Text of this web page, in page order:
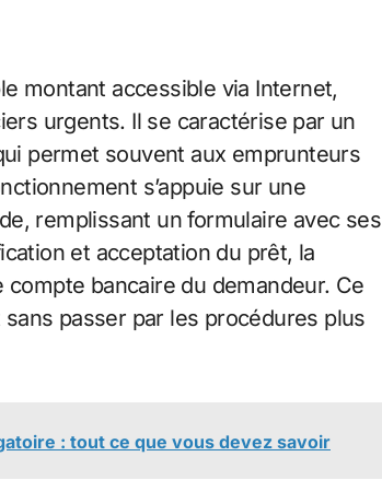
montant accessible via Internet,
urgents. Il se caractérise par un
permet souvent aux emprunteurs
s’appuie sur une
remplissant un formulaire avec ses
et acceptation du prêt, la
bancaire du demandeur. Ce
passer par les procédures plus
: tout ce que vous devez savoir